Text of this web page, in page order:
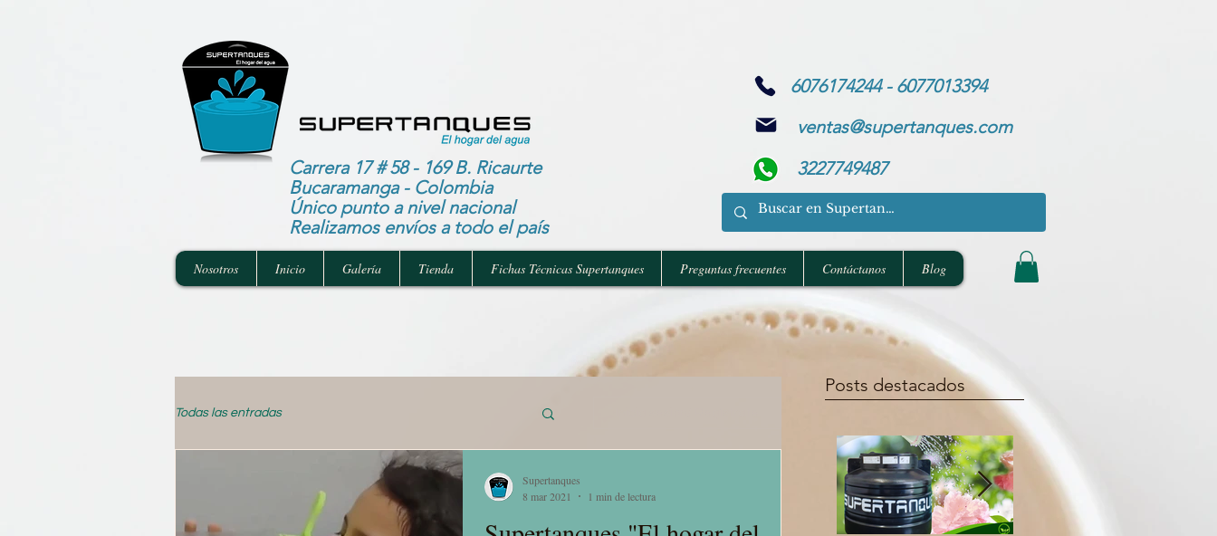
Carrera 17 # 58 - 169 B. Ricaurte
Bucaramanga - Colombia
Único punto a nivel nacional
Realizamos envíos a todo el país
6076174244 - 6077013394
ventas@supertanques.com
3227749487
Nosotros Inicio Galería Tienda Fichas Técnicas Supertanques Preguntas frecuentes Contáctanos Blog
Todas las entradas
Supertanques
8 mar 2021
1 min de lectura
Posts destacados